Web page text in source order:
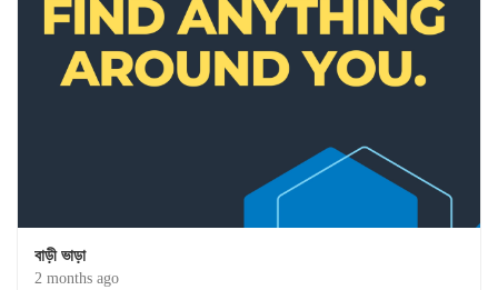
বাড়ী ভাড়া
2 months ago